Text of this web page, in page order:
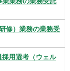
修）業務の業務受
用選考（ウェル